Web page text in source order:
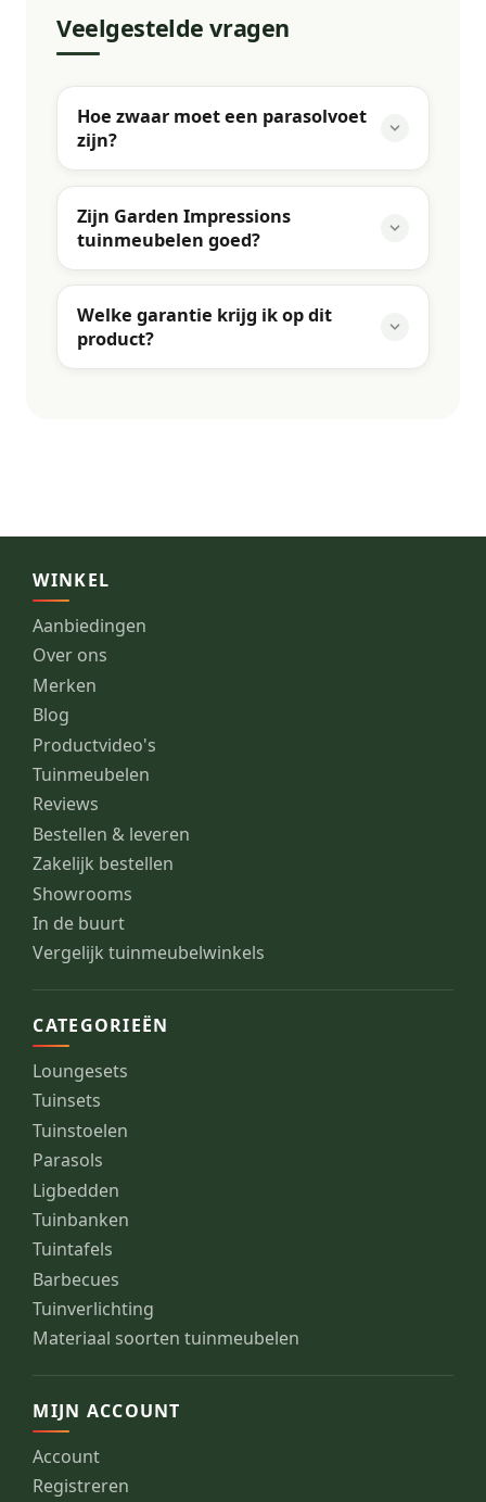
Veelgestelde vragen
Hoe zwaar moet een parasolvoet
zijn?
Zijn Garden Impressions
tuinmeubelen goed?
Welke garantie krijg ik op dit
product?
WINKEL
Aanbiedingen
Over ons
Merken
Blog
Productvideo's
Tuinmeubelen
Reviews
Bestellen & leveren
Zakelijk bestellen
Showrooms
In de buurt
Vergelijk tuinmeubelwinkels
CATEGORIEËN
Loungesets
Tuinsets
Tuinstoelen
Parasols
Ligbedden
Tuinbanken
Tuintafels
Barbecues
Tuinverlichting
Materiaal soorten tuinmeubelen
MIJN ACCOUNT
Account
Registreren